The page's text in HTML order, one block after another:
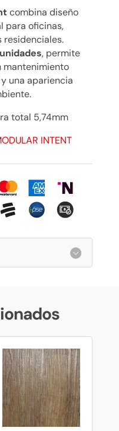
combina diseño
para oficinas,
residenciales.
, permite
mantenimiento
una apariencia
total 5,74mm
INTENT